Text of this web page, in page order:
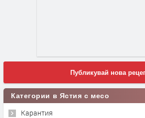
Публикувай нова
Категории в Ястия с месо
Карантия